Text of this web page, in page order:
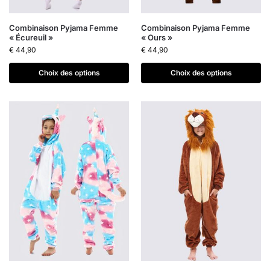
Combinaison Pyjama Femme
« Écureuil »
€ 44,90
Choix des options
Combinaison Pyjama Femme
« Ours »
€ 44,90
Choix des options